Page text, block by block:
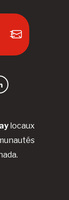
locaux